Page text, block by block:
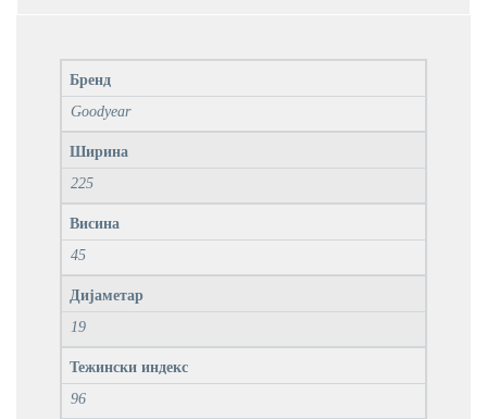
Бренд
Goodyear
Ширина
225
Висина
45
Дијаметар
19
Тежински индекс
96